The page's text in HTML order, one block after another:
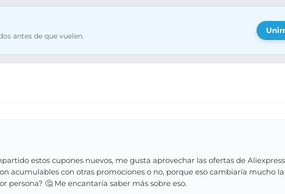
antes de que vuelen.
estos cupones nuevos, me gusta aprovechar las ofertas de
acumulables con otras promociones o no, porque eso cambiaría mucho
persona? 🤔 Me encantaría saber más sobre eso.